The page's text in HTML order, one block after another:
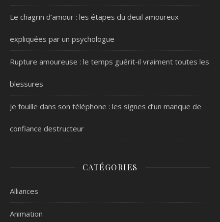
Le chagrin d’amour : les étapes du deuil amoureux
expliquées par un psychologue
Rupture amoureuse : le temps guérit-il vraiment toutes les
blessures
Je fouille dans son téléphone : les signes d’un manque de
confiance destructeur
CATÉGORIES
Alliances
Animation